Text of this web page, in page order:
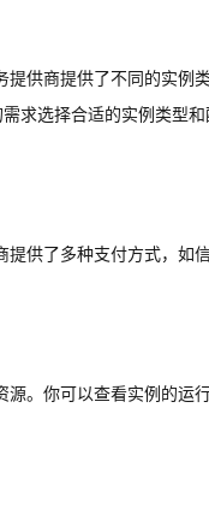
提供商提供了不同的实
选择合适的实例类型和
供了多种支付方式，如
。你可以查看实例的运